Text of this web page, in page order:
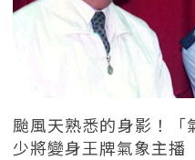
颱風天熟悉的身影！「
少將變身王牌氣象主播